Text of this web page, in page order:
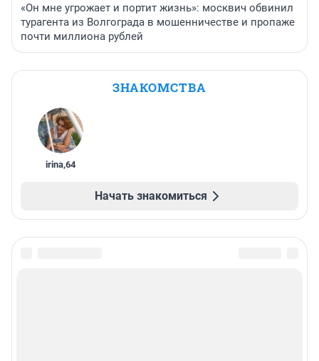
«Он мне угрожает и портит жизнь»: москвич обвинил
турагента из Волгограда в мошенничестве и пропаже
почти миллиона рублей
ЗНАКОМСТВА
irina,64
Начать знакомиться